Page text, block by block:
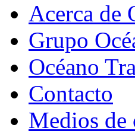
Acerca de
Grupo
Océano
Contacto
Medios de